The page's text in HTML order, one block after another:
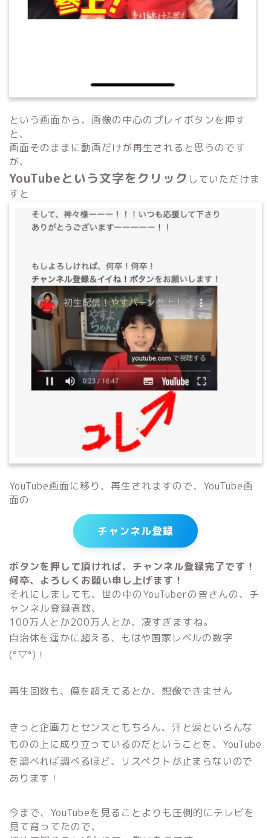
という画面から、画像の中心のプレイボタンを押す
と、
画面そのままに動画だけが再生されると思うのです
が、
YouTubeという文字をクリック していただけま
すと
YouTube画面に移り、再生されますので、YouTube画
面の
チャンネル登録
ボタンを押して頂ければ、チャンネル登録完了です！
何卒、よろしくお願い申し上げます！
それにしましても、世の中のYouTuberの皆さんの、チ
ャンネル登録者数、
100万人とか200万人とか、凄すぎますね。
自治体を遥かに超える、もはや国家レベルの数字
(°▽°)！
再生回数も、億を超えてるとか、想像できません
きっと企画力とセンスともちろん、汗と涙といろんな
ものの上に成り立っているのだということを、YouTube
を調べれば調べるほど、リスペクトが止まらないので
あります！
今まで、YouTubeを見ることよりも圧倒的にテレビを
見て育ってたので、